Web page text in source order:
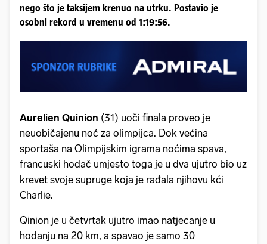
nego što je taksijem krenuo na utrku. Postavio je
osobni rekord u vremenu od 1:19:56.
Aurelien Quinion (31) uoči finala proveo je
neuobičajenu noć za olimpijca. Dok većina
sportaša na Olimpijskim igrama noćima spava,
francuski hodač umjesto toga je u dva ujutro bio uz
krevet svoje supruge koja je rađala njihovu kći
Charlie.
Qinion je u četvrtak ujutro imao natjecanje u
hodanju na 20 km, a spavao je samo 30